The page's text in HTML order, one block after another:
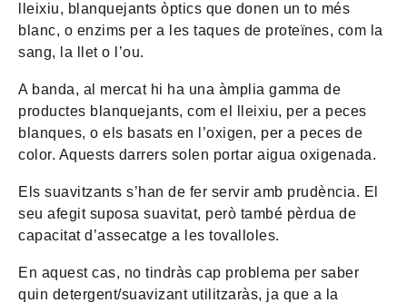
lleixiu, blanquejants òptics que donen un to més
blanc, o enzims per a les taques de proteïnes, com la
sang, la llet o l’ou.
A banda, al mercat hi ha una àmplia gamma de
productes blanquejants, com el lleixiu, per a peces
blanques, o els basats en l’oxigen, per a peces de
color. Aquests darrers solen portar aigua oxigenada.
Els suavitzants s’han de fer servir amb prudència. El
seu afegit suposa suavitat, però també pèrdua de
capacitat d’assecatge a les tovalloles.
En aquest cas, no tindràs cap problema per saber
quin detergent/suavizant utilitzaràs, ja que a la